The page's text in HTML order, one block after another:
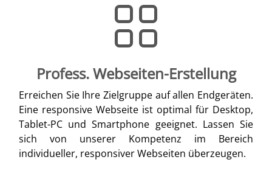
Profess. Webseiten-Erstellung
Erreichen Sie Ihre Zielgruppe auf allen Endgeräten.
Eine responsive Webseite ist optimal für Desktop,
Tablet-PC und Smartphone geeignet. Lassen Sie
sich von unserer Kompetenz im Bereich
individueller, responsiver Webseiten überzeugen.